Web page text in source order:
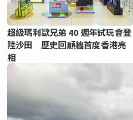
超級瑪利歐兄弟 40 週年試玩會登
陸沙田 歷史回顧牆首度香港亮
相